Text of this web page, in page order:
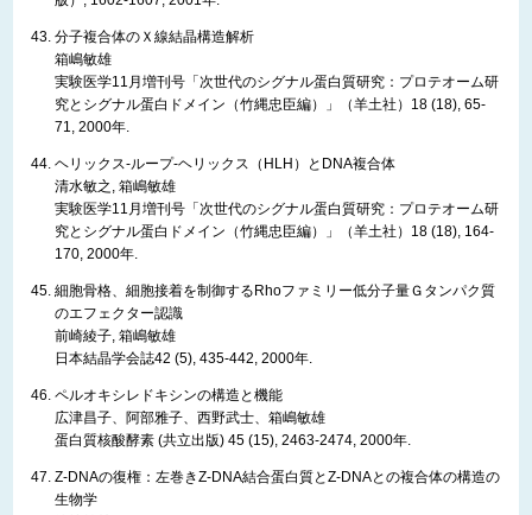
分子複合体のＸ線結晶構造解析
箱嶋敏雄
実験医学11月増刊号「次世代のシグナル蛋白質研究：プロテオーム研
究とシグナル蛋白ドメイン（竹縄忠臣編）」（羊土社）18 (18), 65-
71, 2000年.
ヘリックス-ループ-ヘリックス（HLH）とDNA複合体
清水敏之, 箱嶋敏雄
実験医学11月増刊号「次世代のシグナル蛋白質研究：プロテオーム研
究とシグナル蛋白ドメイン（竹縄忠臣編）」（羊土社）18 (18), 164-
170, 2000年.
細胞骨格、細胞接着を制御するRhoファミリー低分子量Ｇタンパク質
のエフェクター認識
前崎綾子, 箱嶋敏雄
日本結晶学会誌42 (5), 435-442, 2000年.
ペルオキシレドキシンの構造と機能
広津昌子、阿部雅子、西野武士、箱嶋敏雄
蛋白質核酸酵素 (共立出版) 45 (15), 2463-2474, 2000年.
Z-DNAの復権：左巻きZ-DNA結合蛋白質とZ-DNAとの複合体の構造の
生物学